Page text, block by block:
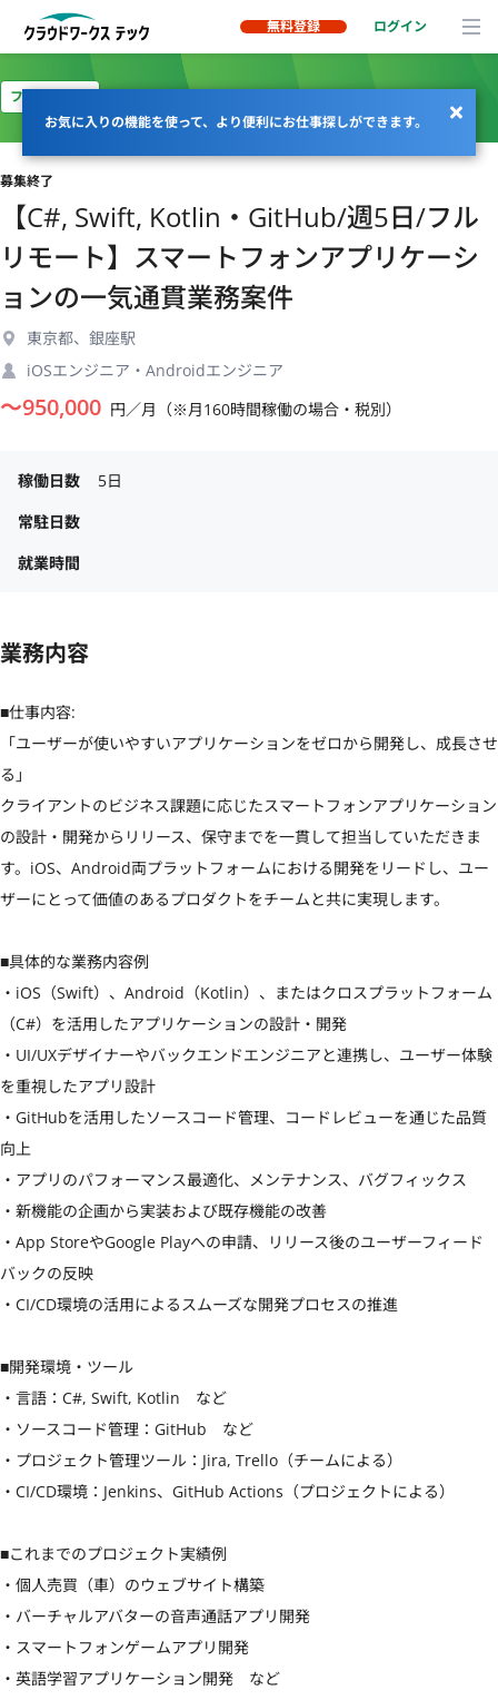
無料登録 ログイン
お気に入りの機能を使って、より便利にお仕事探しができます。
フルリモート
募集終了
【C#, Swift, Kotlin・GitHub/週5日/フル
リモート】スマートフォンアプリケーシ
ョンの一気通貫業務案件
東京都、銀座駅
iOSエンジニア・Androidエンジニア
〜950,000 円／月（※月160時間稼働の場合・税別）
稼働日数
5日
常駐日数
就業時間
業務内容
■仕事内容:
「ユーザーが使いやすいアプリケーションをゼロから開発し、成長させ
る」
クライアントのビジネス課題に応じたスマートフォンアプリケーション
の設計・開発からリリース、保守までを一貫して担当していただきま
す。iOS、Android両プラットフォームにおける開発をリードし、ユー
ザーにとって価値のあるプロダクトをチームと共に実現します。
■具体的な業務内容例
・iOS（Swift）、Android（Kotlin）、またはクロスプラットフォーム
（C#）を活用したアプリケーションの設計・開発
・UI/UXデザイナーやバックエンドエンジニアと連携し、ユーザー体験
を重視したアプリ設計
・GitHubを活用したソースコード管理、コードレビューを通じた品質
向上
・アプリのパフォーマンス最適化、メンテナンス、バグフィックス
・新機能の企画から実装および既存機能の改善
・App StoreやGoogle Playへの申請、リリース後のユーザーフィード
バックの反映
・CI/CD環境の活用によるスムーズな開発プロセスの推進
■開発環境・ツール
・言語：C#, Swift, Kotlin　など
・ソースコード管理：GitHub　など
・プロジェクト管理ツール：Jira, Trello（チームによる）
・CI/CD環境：Jenkins、GitHub Actions（プロジェクトによる）
■これまでのプロジェクト実績例
・個人売買（車）のウェブサイト構築
・バーチャルアバターの音声通話アプリ開発
・スマートフォンゲームアプリ開発
・英語学習アプリケーション開発　など